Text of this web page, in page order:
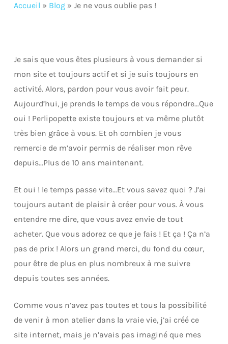
Accueil » Blog» Je ne vous oublie pas !
Je sais que vous êtes plusieurs à vous demander si
mon site et toujours actif et si je suis toujours en
activité. Alors, pardon pour vous avoir fait peur.
Aujourd’hui, je prends le temps de vous répondre…Que
oui ! Perlipopette existe toujours et va même plutôt
très bien grâce à vous. Et oh combien je vous
remercie de m’avoir permis de réaliser mon rêve
depuis…Plus de 10 ans maintenant.
Et oui ! le temps passe vite…Et vous savez quoi ? J’ai
toujours autant de plaisir à créer pour vous. À vous
entendre me dire, que vous avez envie de tout
acheter. Que vous adorez ce que je fais ! Et ça ! Ça n’a
pas de prix ! Alors un grand merci, du fond du cœur,
pour être de plus en plus nombreux à me suivre
depuis toutes ses années.
Comme vous n’avez pas toutes et tous la possibilité
de venir à mon atelier dans la vraie vie, j’ai créé ce
site internet, mais je n’avais pas imaginé que mes